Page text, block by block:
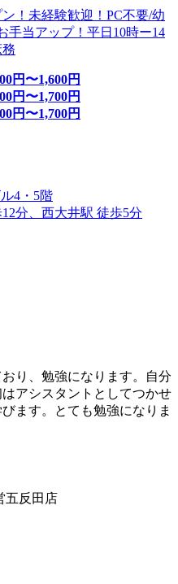
！未経験歓迎！PC不要/幼
手当アップ！平日10時ー14
円〜1,600円
円〜1,700円
円〜1,700円
4・5階
分、西大井駅 徒歩5分
り、勉強になります。自分
アシスタントとしてつかせ
ます。とても勉強になりま
五反田店